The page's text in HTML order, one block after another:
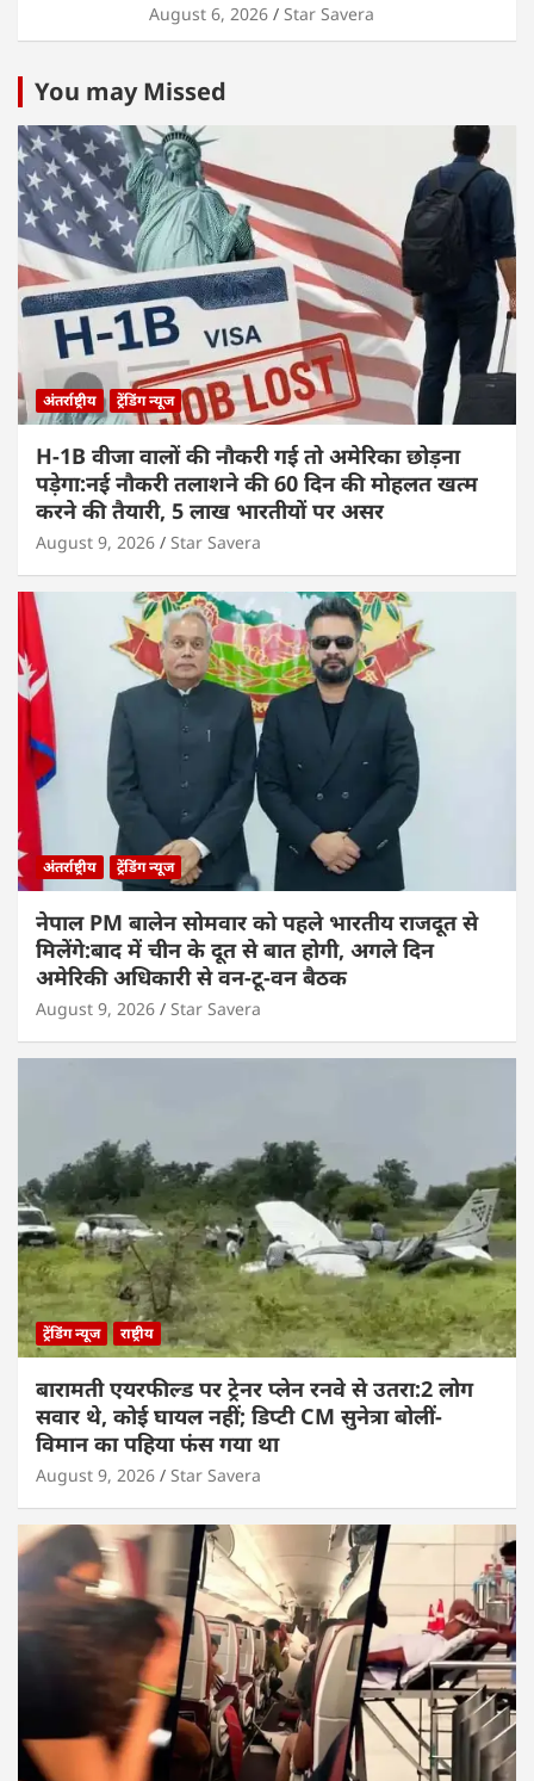
August 6, 2026 Star Savera
You may Missed
अंतर्राष्ट्रीय ट्रेंडिंग न्यूज
H-1B वीजा वालों की नौकरी गई तो अमेरिका छोड़ना
पड़ेगा:नई नौकरी तलाशने की 60 दिन की मोहलत खत्म
करने की तैयारी, 5 लाख भारतीयों पर असर
August 9, 2026 Star Savera
अंतर्राष्ट्रीय ट्रेंडिंग न्यूज
नेपाल PM बालेन सोमवार को पहले भारतीय राजदूत से
मिलेंगे:बाद में चीन के दूत से बात होगी, अगले दिन
अमेरिकी अधिकारी से वन-टू-वन बैठक
August 9, 2026 Star Savera
ट्रेंडिंग न्यूज राष्ट्रीय
बारामती एयरफील्ड पर ट्रेनर प्लेन रनवे से उतरा:2 लोग
सवार थे, कोई घायल नहीं; डिप्टी CM सुनेत्रा बोलीं-
विमान का पहिया फंस गया था
August 9, 2026 Star Savera